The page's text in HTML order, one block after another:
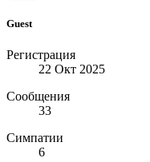
Guest
Регистрация
22 Окт 2025
Сообщения
33
Симпатии
6